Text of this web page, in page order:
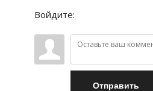
Войдите:
Отправить